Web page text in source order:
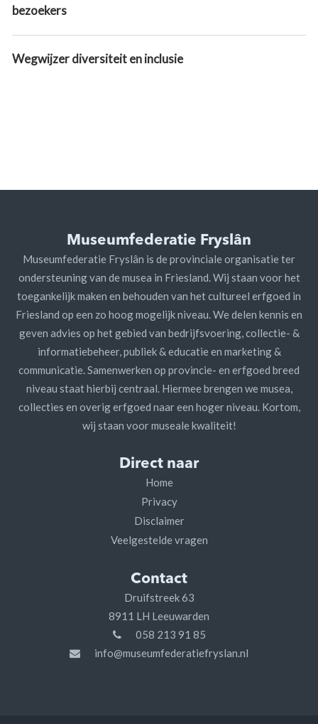
bezoekers
Wegwijzer diversiteit en inclusie
Museumfederatie Fryslân
Museumfederatie Fryslân is de provinciale organisatie ter
ondersteuning van de musea in Friesland. Wij staan voor het
toegankelijk maken en behouden van het cultureel erfgoed in
Friesland op een zo hoog mogelijk niveau. We delen kennis en
geven advies op het gebied van bedrijfsvoering, collectie- &
informatiebeheer, publiek & educatie en marketing &
communicatie. Samenwerken op provincie- en erfgoed breed
niveau staat hierbij centraal. Hiermee brengen we musea,
collecties en overig erfgoed naar een hoger niveau. Kortom,
wij staan voor museale kwaliteit!
Direct naar
Home
Privacy
Disclaimer
Veelgestelde vragen
Contact
Druifstreek 63
8911 LH Leeuwarden
058 213 91 85
info@museumfederatiefryslan.nl